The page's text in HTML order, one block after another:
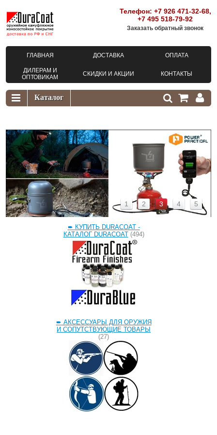
Телефон: +7 926 471-32-68,
+7 495 518-79-92
Заказать обратный звонок
ГЛАВНАЯ ДОСТАВКА ОПЛАТА
ДИЛЕРАМ И
ОПТОВИКАМ
СКИДКИ И АКЦИИ КОНТАКТЫ
1 2 3
3 4 5
➨ КУПИТЬ DURACOAT -
КАТАЛОГ DURACOAT (494)
➨ АКСЕССУАРЫ ДЛЯ ОРУЖИЯ
И СОПУТСТВУЮЩИЕ ТОВАРЫ
(27)